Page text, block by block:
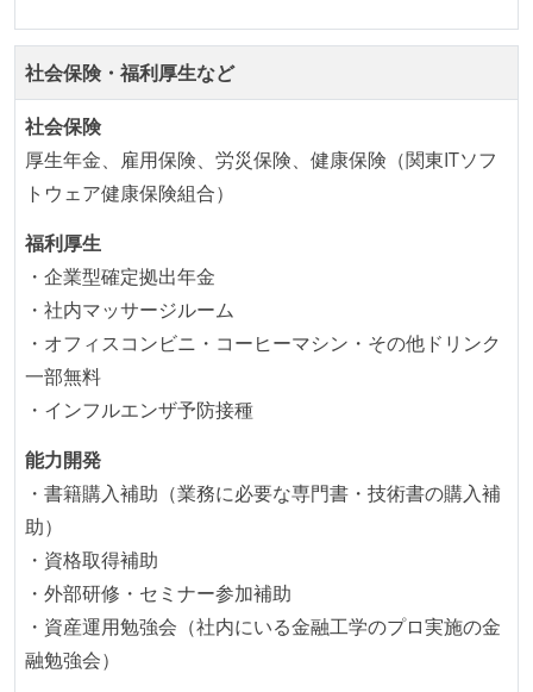
る
想定される複数環境での品質チェックを義務づけてい
る
アジャイル実践状況
している
デイリーでスタンドアップミーティング、またはそれ
に準じるチーム内の打ち合わせを行っている
イテレーションの最後などに、定期的にチームでふり
かえりミーティングを行っている
タスク見積もりの単位には絶対量（人日など）ではな
く相対ポイントを用い、極力複数人の意見を調整する
形で行っている
ワークフローの整備
全てのコードをバージョン管理ツールで管理している
各メンバーが実装したコードのマージは Pull Request
ベースで行われる
社会保険・福利厚生など
社会保険
厚生年金、雇用保険、労災保険、健康保険（関東ITソフ
トウェア健康保険組合）
福利厚生
・企業型確定拠出年金
・社内マッサージルーム
・オフィスコンビニ・コーヒーマシン・その他ドリンク
一部無料
・インフルエンザ予防接種
能力開発
・書籍購入補助（業務に必要な専門書・技術書の購入補
助）
・資格取得補助
・外部研修・セミナー参加補助
・資産運用勉強会（社内にいる金融工学のプロ実施の金
融勉強会）